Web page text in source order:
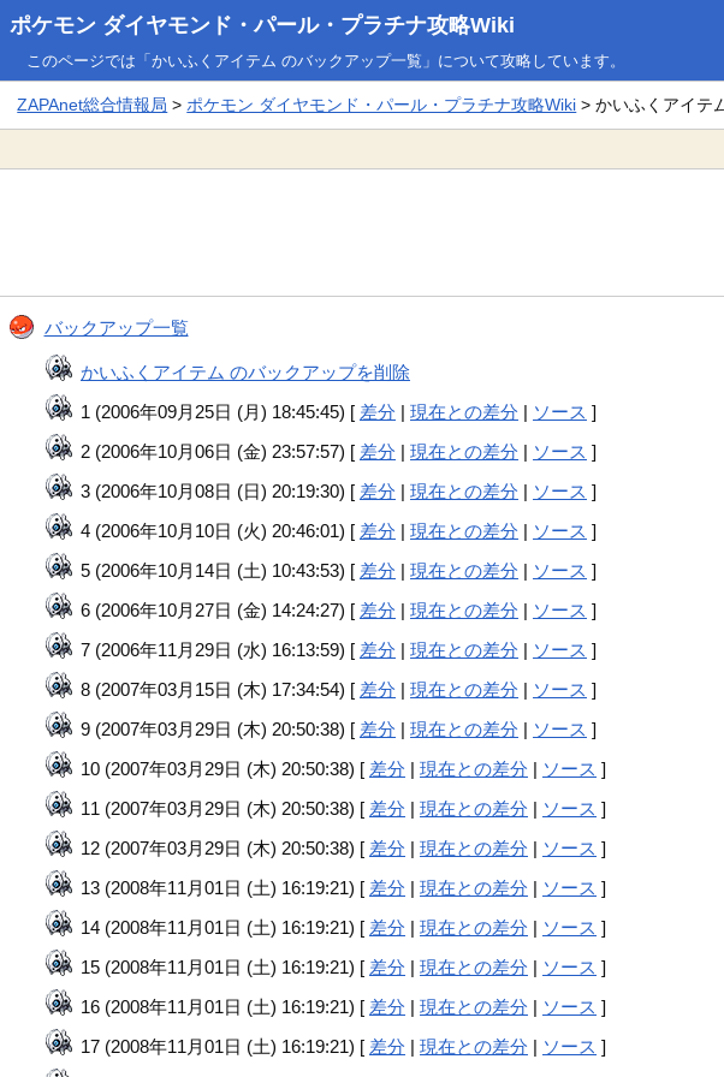
ポケモン ダイヤモンド・パール・プラチナ攻略Wiki
このページでは「かいふくアイテム のバックアップ一覧」について攻略しています。
ZAPAnet総合情報局 >ポケモン ダイヤモンド・パール・プラチナ攻略Wiki > かいふくアイテ
バックアップ一覧
かいふくアイテム のバックアップを削除
1 (2006年09月25日 (月) 18:45:45) [ 差分 |現在との差分 | ソース ]
2 (2006年10月06日 (金) 23:57:57) [ 差分 |現在との差分 | ソース ]
3 (2006年10月08日 (日) 20:19:30) [ 差分 |現在との差分 | ソース ]
4 (2006年10月10日 (火) 20:46:01) [ 差分 |現在との差分 | ソース ]
5 (2006年10月14日 (土) 10:43:53) [ 差分 |現在との差分 | ソース ]
6 (2006年10月27日 (金) 14:24:27) [ 差分 |現在との差分 | ソース ]
7 (2006年11月29日 (水) 16:13:59) [ 差分 |現在との差分 | ソース ]
8 (2007年03月15日 (木) 17:34:54) [ 差分 |現在との差分 | ソース ]
9 (2007年03月29日 (木) 20:50:38) [ 差分 |現在との差分 | ソース ]
10 (2007年03月29日 (木) 20:50:38) [ 差分 |現在との差分 | ソース ]
11 (2007年03月29日 (木) 20:50:38) [ 差分 |現在との差分 | ソース ]
12 (2007年03月29日 (木) 20:50:38) [ 差分 |現在との差分 | ソース ]
13 (2008年11月01日 (土) 16:19:21) [ 差分 |現在との差分 | ソース ]
14 (2008年11月01日 (土) 16:19:21) [ 差分 |現在との差分 | ソース ]
15 (2008年11月01日 (土) 16:19:21) [ 差分 |現在との差分 | ソース ]
16 (2008年11月01日 (土) 16:19:21) [ 差分 |現在との差分 | ソース ]
17 (2008年11月01日 (土) 16:19:21) [ 差分 |現在との差分 | ソース ]